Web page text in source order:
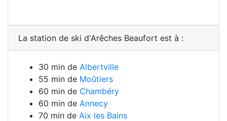
La station de ski d'Arêches Beaufort est à :
30 min de Albertville
55 min de Moûtiers
60 min de Chambéry
60 min de Annecy
70 min de Aix les Bains